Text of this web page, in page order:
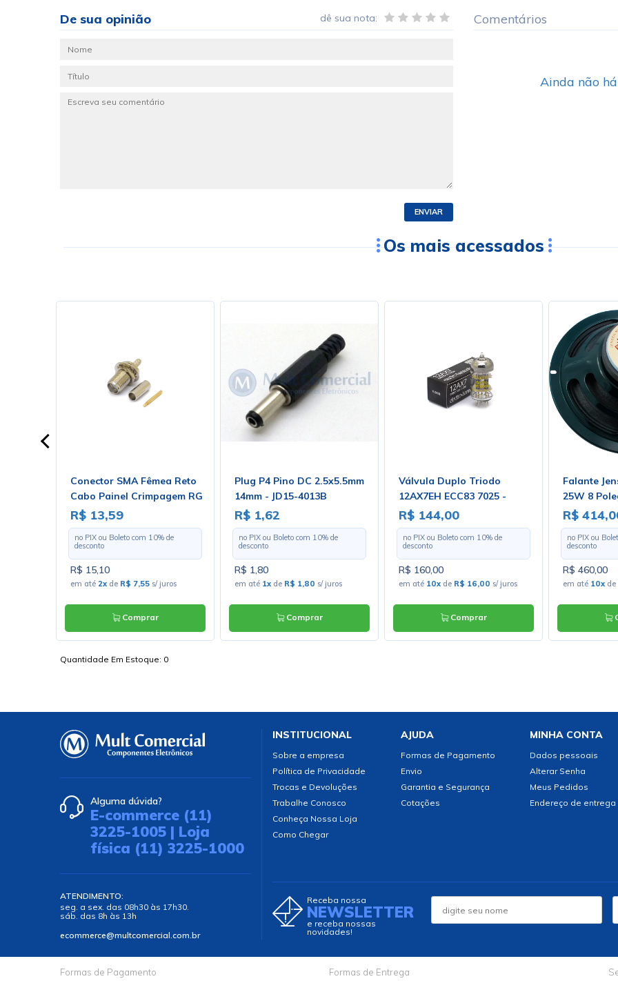
10.000Mhz HC-
20.000Mhz HC-
6.144Mhz HC-
2189
De sua opinião dê sua nota:
ENVIAR
Comentários
Ainda não
Os mais acessados
Conector SMA Fêmea Reto
Cabo Painel Crimpagem RG
174 com Pino Macho - 3081
- Gav 38
R$ 13,59
no PIX ou Boleto com 10% de
desconto
R$ 15,10
em até 2xde R$ 7,55s/ juros
Comprar
Plug P4 Pino DC 2.5x5.5mm
14mm - JD15-4013B
R$ 1,62
no PIX ou Boleto com 10% de
desconto
R$ 1,80
em até 1xde R$ 1,80 s/ juros
Comprar
Válvula Duplo Triodo
12AX7EH ECC83 7025 -
Electro-Harmonix
R$ 144,00
no PIX ou Boleto com 10% de
desconto
R$ 160,00
em até 10xde R$ 16,00 s/ juros
Comprar
Falante
25W 8
R$
no PIX ou
desconto
R$ 460,00
em até 10xde
Quantidade Em Estoque: 0
Alguma dúvida?
E-commerce (11)
3225-1005 | Loja
física (11) 3225-1000
ATENDIMENTO:
seg. a sex. das 08h30 às 17h30.
sáb. das 8h às 13h
ecommerce@multcomercial.com.br
INSTITUCIONAL
Sobre a empresa
Política de Privacidade
Trocas e Devoluções
Trabalhe Conosco
Conheça Nossa Loja
Como Chegar
AJUDA
Formas de Pagamento
Envio
Garantia e Segurança
Cotações
MINHA CONTA
Dados pessoais
Alterar Senha
Meus Pedidos
Endereço de entrega
Receba nossa
NEWSLETTER
e receba nossas
novidades!
Formas de Pagamento Formas de Entrega